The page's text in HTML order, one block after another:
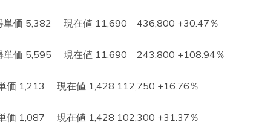
単価 5,382 現在値 11,690 436,800 +30.47％
単価 5,595 現在値 11,690 243,800 +108.94％
価 1,213 現在値 1,428 112,750 +16.76％
価 1,087 現在値 1,428 102,300 +31.37％